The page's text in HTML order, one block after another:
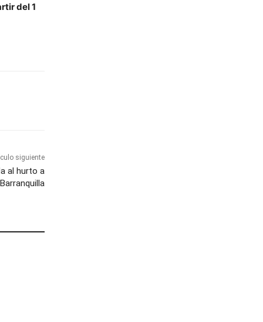
del 1
siguiente
al hurto a